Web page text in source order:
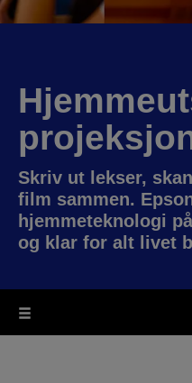
Skriv ut lekser,
film sammen.
hjemmeteknologi
og klar for alt livet